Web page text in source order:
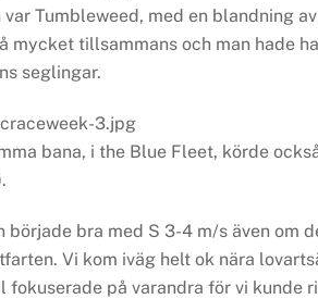
var Tumbleweed, med en blandning
mycket tillsammans och man hade
seglingar.
bana, i the Blue Fleet, körde
började bra med S 3-4 m/s även om
Vi kom iväg helt ok nära
fokuserade på varandra för vi kunde